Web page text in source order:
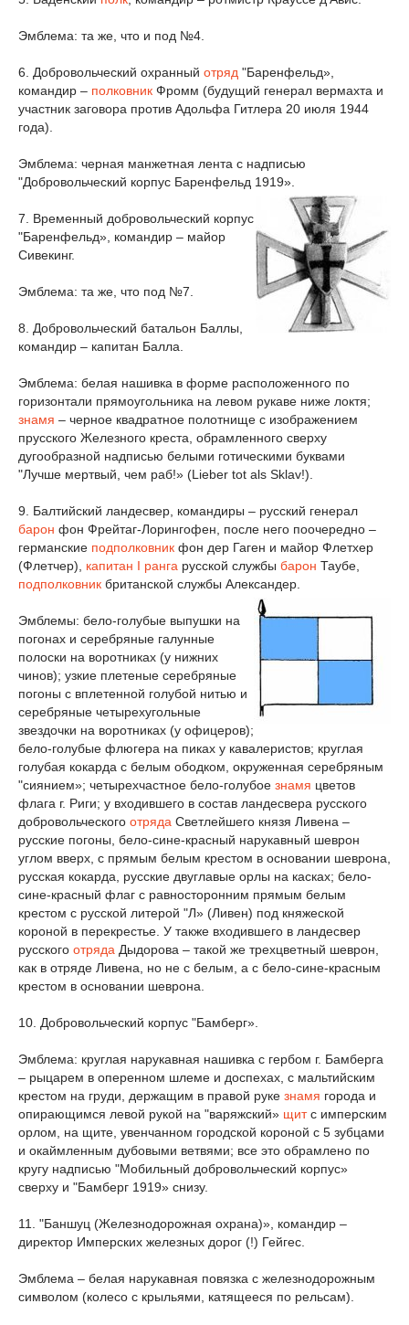
Эмблема: та же, что и под №4.
6. Добровольческий охранный отряд "Баренфельд»,
командир – полковник Фромм (будущий генерал вермахта и
участник заговора против Адольфа Гитлера 20 июля 1944
года).
Эмблема: черная манжетная лента с надписью
"Добровольческий корпус Баренфельд 1919».
7. Временный добровольческий корпус
"Баренфельд», командир – майор
Сивекинг.
Эмблема: та же, что под №7.
8. Добровольческий батальон Баллы,
командир – капитан Балла.
Эмблема: белая нашивка в форме расположенного по
горизонтали прямоугольника на левом рукаве ниже локтя;
знамя – черное квадратное полотнище с изображением
прусского Железного креста, обрамленного сверху
дугообразной надписью белыми готическими буквами
"Лучше мертвый, чем раб!» (Lieber tot als Sklav!).
9. Балтийский ландесвер, командиры – русский генерал
барон фон Фрейтаг-Лорингофен, после него поочередно –
германские подполковник фон дер Гаген и майор Флетхер
(Флетчер), капитан I ранга русской службы барон Таубе,
подполковник британской службы Александер.
Эмблемы: бело-голубые выпушки на
погонах и серебряные галунные
полоски на воротниках (у нижних
чинов); узкие плетеные серебряные
погоны с вплетенной голубой нитью и
серебряные четырехугольные
звездочки на воротниках (у офицеров);
бело-голубые флюгера на пиках у кавалеристов; круглая
голубая кокарда с белым ободком, окруженная серебряным
"сиянием»; четырехчастное бело-голубое знамя цветов
флага г. Риги; у входившего в состав ландесвера русского
добровольческого отряда Светлейшего князя Ливена –
русские погоны, бело-сине-красный нарукавный шеврон
углом вверх, с прямым белым крестом в основании шеврона,
русская кокарда, русские двуглавые орлы на касках; бело-
сине-красный флаг с равносторонним прямым белым
крестом с русской литерой "Л» (Ливен) под княжеской
короной в перекрестье. У также входившего в ландесвер
русского отряда Дыдорова – такой же трехцветный шеврон,
как в отряде Ливена, но не с белым, а с бело-сине-красным
крестом в основании шеврона.
10. Добровольческий корпус "Бамберг».
Эмблема: круглая нарукавная нашивка с гербом г. Бамберга
– рыцарем в оперенном шлеме и доспехах, с мальтийским
крестом на груди, держащим в правой руке знамя города и
опирающимся левой рукой на "варяжский» щитс имперским
орлом, на щите, увенчанном городской короной с 5 зубцами
и окаймленным дубовыми ветвями; все это обрамлено по
кругу надписью "Мобильный добровольческий корпус»
сверху и "Бамберг 1919» снизу.
11. "Баншуц (Железнодорожная охрана)», командир –
директор Имперских железных дорог (!) Гейгес.
Эмблема – белая нарукавная повязка с железнодорожным
символом (колесо с крыльями, катящееся по рельсам).